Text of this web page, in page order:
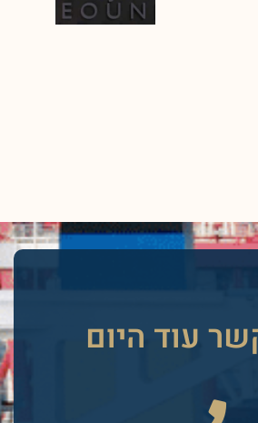
עוד היום